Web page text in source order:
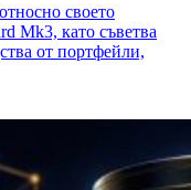
своето
Mk3, като съветва
от портфейли,